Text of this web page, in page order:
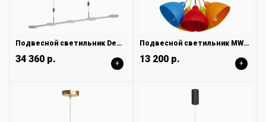
Подвесной светильник DeMarkt Ральф 675013005
34 360 р. +
Подвесной светильник MW-Light Улыбка 365014505
13 200 р. +